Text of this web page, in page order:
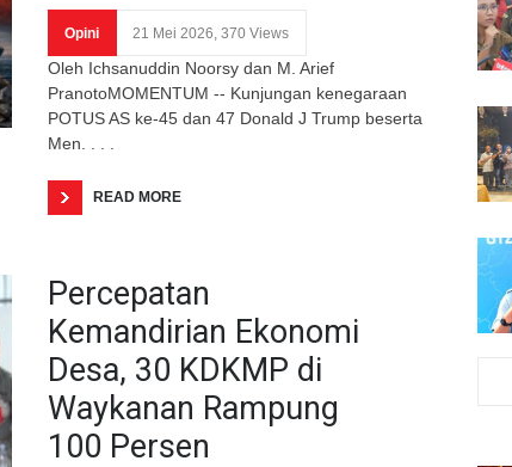
Opini 21 Mei 2026, 370 Views
Oleh Ichsanuddin Noorsy dan M. Arief
PranotoMOMENTUM -- Kunjungan kenegaraan
POTUS AS ke-45 dan 47 Donald J Trump beserta
Men. . . .
READ MORE
Percepatan
Kemandirian Ekonomi
Desa, 30 KDKMP di
Waykanan Rampung
100 Persen